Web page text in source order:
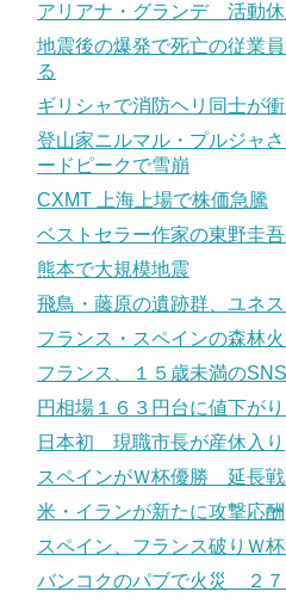
アリアナ・グランデ 活動休
地震後の爆発で死亡の従業
る
ギリシャで消防ヘリ同士が
登山家ニルマル・プルジャ
ードピークで雪崩
CXMT 上海上場で株価急騰
ベストセラー作家の東野圭
熊本で大規模地震
飛鳥・藤原の遺跡群、ユネ
フランス・スペインの森林
フランス、１５歳未満の
円相場１６３円台に値下が
日本初 現職市長が産休入り
スペインがＷ杯優勝 延長
米・イランが新たに攻撃応酬
スペイン、フランス破りＷ
バンコクのパブで火災 ２